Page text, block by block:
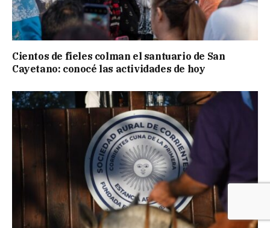
Cientos de fieles colman el santuario de San
Cayetano: conocé las actividades de hoy